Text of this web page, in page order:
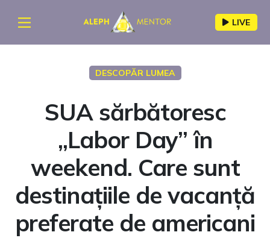
LIVE
DESCOPĂR LUMEA
SUA sărbătoresc
„Labor Day” în
weekend. Care sunt
destinațiile de vacanță
preferate de americani